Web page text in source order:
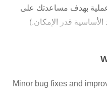
عملية بهدف مساعدتك على
الأساسية قدر الإمكان.)
التدريب بطريقة ميسرة
عن عاصم) ,
الجانب التطبيقي العملي ..
النظرية.
Minor bug fixes and